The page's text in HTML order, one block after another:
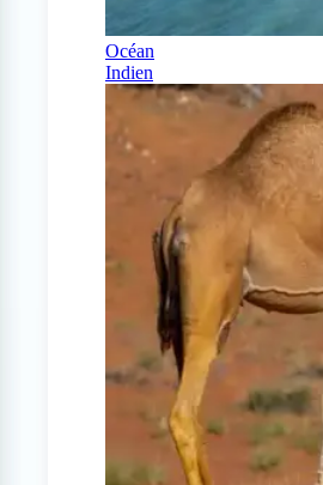
Océan
Indien